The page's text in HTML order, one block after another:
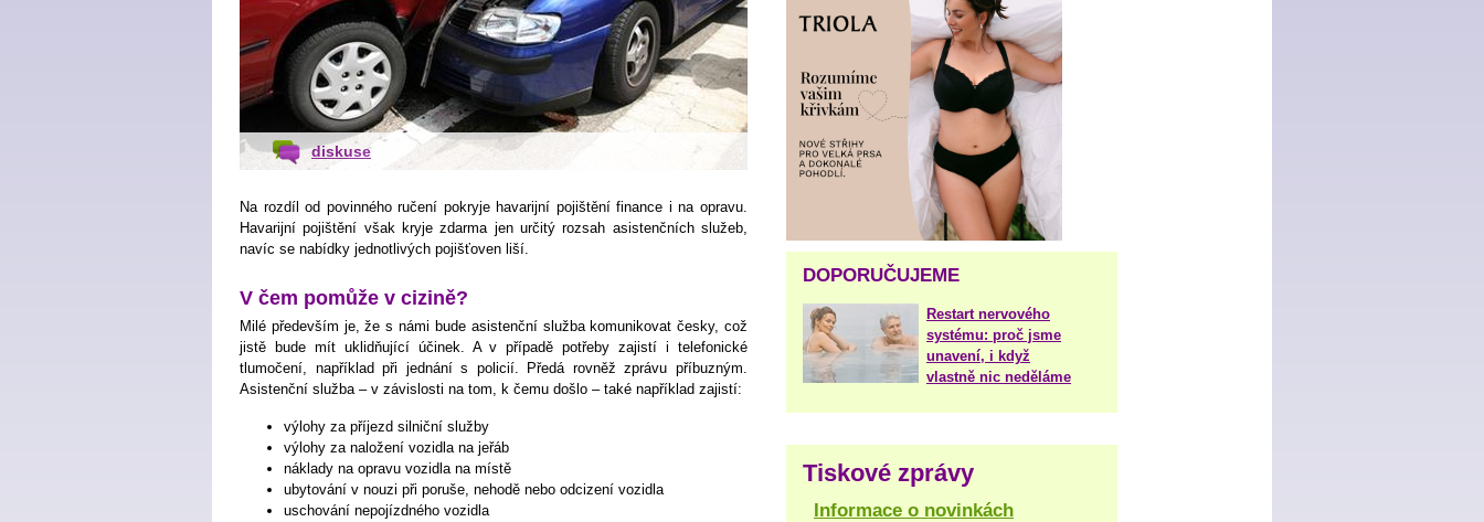
diskuse
Na rozdíl od povinného ručení pokryje havarijní pojištění finance i na opravu.
Havarijní pojištění však kryje zdarma jen určitý rozsah asistenčních služeb,
navíc se nabídky jednotlivých pojišťoven liší.
V čem pomůže v cizině?
Milé především je, že s námi bude asistenční služba komunikovat česky, což
jistě bude mít uklidňující účinek. A v případě potřeby zajistí i telefonické
tlumočení, například při jednání s policií. Předá rovněž zprávu příbuzným.
Asistenční služba – v závislosti na tom, k čemu došlo – také například zajistí:
výlohy za příjezd silniční služby
výlohy za naložení vozidla na jeřáb
náklady na opravu vozidla na místě
ubytování v nouzi při poruše, nehodě nebo odcizení vozidla
uschování nepojízdného vozidla
DOPORUČUJEME
Restart nervového
systému: proč jsme
unavení, i když
vlastně nic neděláme
Tiskové zprávy
Informace o novinkách